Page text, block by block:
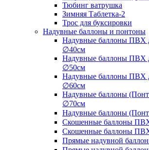
Тюбинг ватрушка
Зимняя Таблетка-2
Трос для буксировки
Надувные баллоны и понтоны
Надувные баллоны ПВХ
∅40см
Надувные баллоны ПВХ
∅50см
Надувные баллоны ПВХ
∅60см
Надувные баллоны
∅70см
Надувные баллоны
Скошенные баллоны
Скошенные баллоны
Прямые надувной